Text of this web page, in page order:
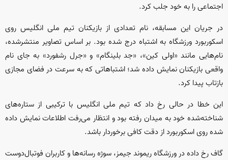
اجتماعی را به خود جلب کرد.
در جریان این مسابقه، نام تعدادی از بازیکنان تیم ملی انگلیس روی
اسکوربورد ورزشگاه به اشتباه درج شده بود. بر اساس تصاویر منتشرشده،
نام‌هایی مانند «اولی کین»، «جد بلینگام» و «جرل رشفورد» به جای نام
واقعی بازیکنان نمایش داده شد؛ اشتباهاتی که به سرعت در فضای مجازی
بازتاب پیدا کرد.
این خطا در حالی رخ داد که تیم ملی انگلیس با ترکیبی از ستاره‌های
شناخته‌شده خود به میدان رفته بود و انتظار می‌رفت اطلاعات نمایش داده
شده روی اسکوربورد از دقت کافی برخوردار باشد.
گاف رخ داده در ورزشگاه ریموند جیمز، سوژه رسانه‌ها و کاربران فوتبال‌دوست